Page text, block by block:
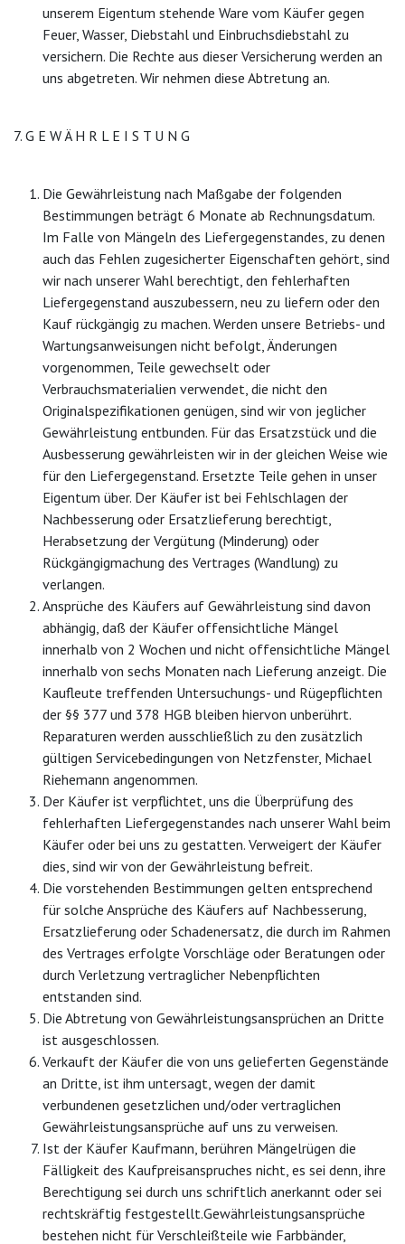
unserem Eigentum stehende Ware vom Käufer gegen
Feuer, Wasser, Diebstahl und Einbruchsdiebstahl zu
versichern. Die Rechte aus dieser Versicherung werden an
uns abgetreten. Wir nehmen diese Abtretung an.
7. G E W Ä H R L E I S T U N G
Die Gewährleistung nach Maßgabe der folgenden
Bestimmungen beträgt 6 Monate ab Rechnungsdatum.
Im Falle von Mängeln des Liefergegenstandes, zu denen
auch das Fehlen zugesicherter Eigenschaften gehört, sind
wir nach unserer Wahl berechtigt, den fehlerhaften
Liefergegenstand auszubessern, neu zu liefern oder den
Kauf rückgängig zu machen. Werden unsere Betriebs- und
Wartungsanweisungen nicht befolgt, Änderungen
vorgenommen, Teile gewechselt oder
Verbrauchsmaterialien verwendet, die nicht den
Originalspezifikationen genügen, sind wir von jeglicher
Gewährleistung entbunden. Für das Ersatzstück und die
Ausbesserung gewährleisten wir in der gleichen Weise wie
für den Liefergegenstand. Ersetzte Teile gehen in unser
Eigentum über. Der Käufer ist bei Fehlschlagen der
Nachbesserung oder Ersatzlieferung berechtigt,
Herabsetzung der Vergütung (Minderung) oder
Rückgängigmachung des Vertrages (Wandlung) zu
verlangen.
Ansprüche des Käufers auf Gewährleistung sind davon
abhängig, daß der Käufer offensichtliche Mängel
innerhalb von 2 Wochen und nicht offensichtliche Mängel
innerhalb von sechs Monaten nach Lieferung anzeigt. Die
Kaufleute treffenden Untersuchungs- und Rügepflichten
der §§ 377 und 378 HGB bleiben hiervon unberührt.
Reparaturen werden ausschließlich zu den zusätzlich
gültigen Servicebedingungen von Netzfenster, Michael
Riehemann angenommen.
Der Käufer ist verpflichtet, uns die Überprüfung des
fehlerhaften Liefergegenstandes nach unserer Wahl beim
Käufer oder bei uns zu gestatten. Verweigert der Käufer
dies, sind wir von der Gewährleistung befreit.
Die vorstehenden Bestimmungen gelten entsprechend
für solche Ansprüche des Käufers auf Nachbesserung,
Ersatzlieferung oder Schadenersatz, die durch im Rahmen
des Vertrages erfolgte Vorschläge oder Beratungen oder
durch Verletzung vertraglicher Nebenpflichten
entstanden sind.
Die Abtretung von Gewährleistungsansprüchen an Dritte
ist ausgeschlossen.
Verkauft der Käufer die von uns gelieferten Gegenstände
an Dritte, ist ihm untersagt, wegen der damit
verbundenen gesetzlichen und/oder vertraglichen
Gewährleistungsansprüche auf uns zu verweisen.
Ist der Käufer Kaufmann, berühren Mängelrügen die
Fälligkeit des Kaufpreisanspruches nicht, es sei denn, ihre
Berechtigung sei durch uns schriftlich anerkannt oder sei
rechtskräftig festgestellt.Gewährleistungsansprüche
bestehen nicht für Verschleißteile wie Farbbänder,